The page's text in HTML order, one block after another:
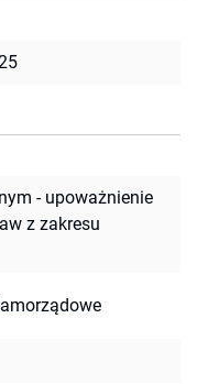
- upoważnienie
z zakresu